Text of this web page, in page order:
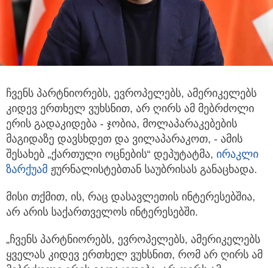
ჩვენს პარტნიორებს, ევროპელებს, ამერიკელებს
კიდევ ერთხელ ვუხსნით, არ ღირს ამ მებრძოლი
ერის გადაკიდება - ჯობია, მოლაპარაკებების
მაგიდაზე დავსხდეთ და ვილაპარაკოთ, - ამის
შესახებ „ქართული ოცნების“ დეპუტატმა, ირაკლი
ზარქუამ ჟურნალისტებთან საუბრისას განაცხადა.
მისი თქმით, ის, რაც დასავლეთის ინტერესებშია,
არ არის საქართველოს ინტერესებში.
„ჩვენს პარტნიორებს, ევროპელებს, ამერიკელებს
ყველას კიდევ ერთხელ ვუხსნით, რომ არ ღირს ამ